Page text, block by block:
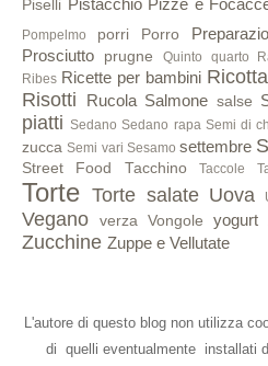
Piselli Pistacchio Pizze e
Pompelmo porri Porro
Prosciutto prugne Quinto quarto
Ribes Ricette per bambini Ricotta
Risotti Rucola Salmone salse
piatti Sedano Sedano rapa Semi di
zucca Semi vari Sesamo settembre
Street Food Tacchino Taccole
Torte Torte salate Uova
Vegano
verza Vongole yogurt
Zucchine Zuppe e Vellutate
L'autore di questo blog non utilizza
di quelli eventualmente installati